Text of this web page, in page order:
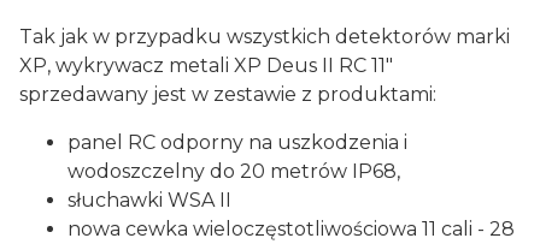
Tak jak w przypadku wszystkich detektorów marki
XP, wykrywacz metali XP Deus II RC 11"
sprzedawany jest w zestawie z produktami:
panel RC odporny na uszkodzenia i
wodoszczelny do 20 metrów IP68,
słuchawki WSA II
nowa cewka wieloczęstotliwościowa 11 cali - 28